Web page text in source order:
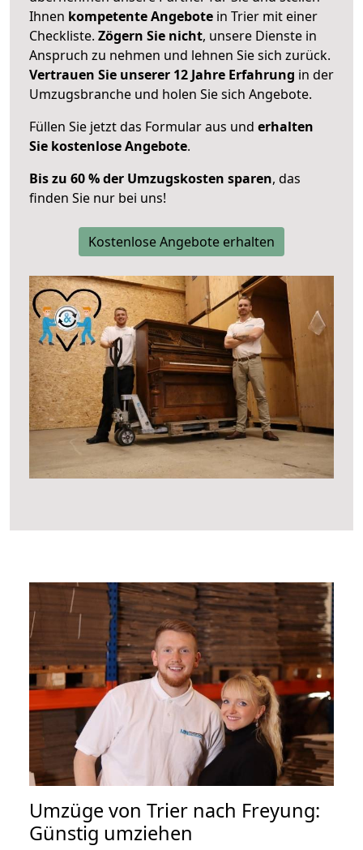
Ihnen kompetente Angebote in Trier mit einer
Checkliste. Zögern Sie nicht, unsere Dienste in
Anspruch zu nehmen und lehnen Sie sich zurück.
Vertrauen Sie unserer 12 Jahre Erfahrung in der
Umzugsbranche und holen Sie sich Angebote.
Füllen Sie jetzt das Formular aus und erhalten
Sie kostenlose Angebote.
Bis zu 60 % der Umzugskosten sparen, das
finden Sie nur bei uns!
Kostenlose Angebote erhalten
Umzüge von Trier nach Freyung:
Günstig umziehen